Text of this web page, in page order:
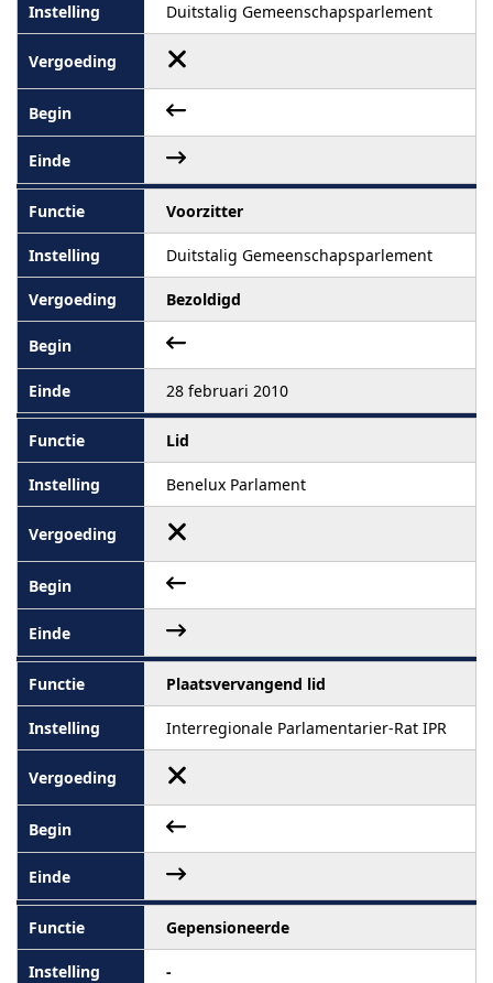
Duitstalig Gemeenschapsparlement
Voorzitter
Duitstalig Gemeenschapsparlement
Bezoldigd
28 februari 2010
Lid
Benelux Parlament
Plaatsvervangend lid
Interregionale Parlamentarier-Rat IPR
Gepensioneerde
-